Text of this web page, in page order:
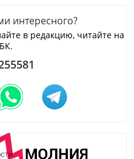
интересного?
в редакцию, читайте на